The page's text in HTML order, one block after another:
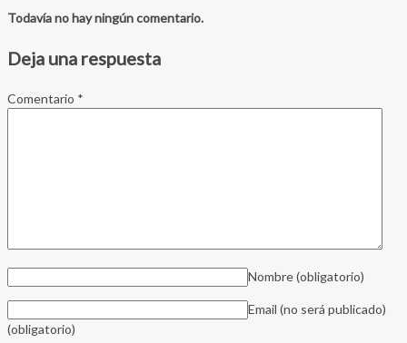
Todavía no hay ningún comentario.
Deja una respuesta
Comentario *
Nombre(obligatorio)
Email (no será publicado)
(obligatorio)